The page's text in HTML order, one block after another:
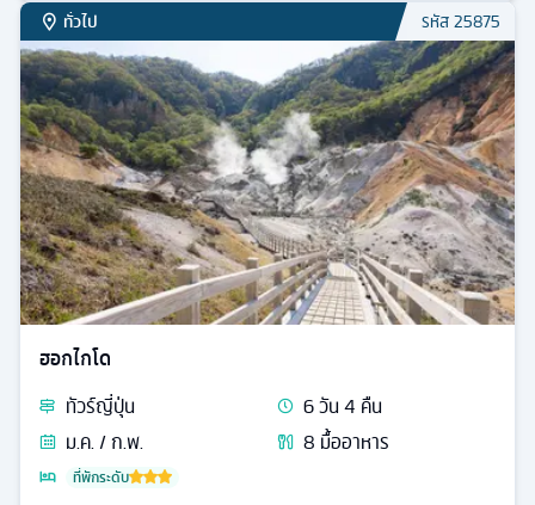
ทั่วไป รหัส25875
ฮอกไกโด
ทัวร์ญี่ปุ่น 6วัน4 คืน
ม.ค. / ก.พ.
8 มื้ออาหาร
ที่พักระดับ